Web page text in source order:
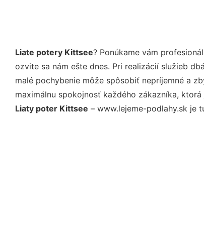
Liate potery Kittsee? Ponúkame vám
ozvite sa nám ešte dnes. Pri realizácií služieb
malé pochybenie môže spôsobiť nepríjemné a
maximálnu spokojnosť každého zákazníka,
Liaty poter Kittsee – www.lejeme-podlahy.sk je